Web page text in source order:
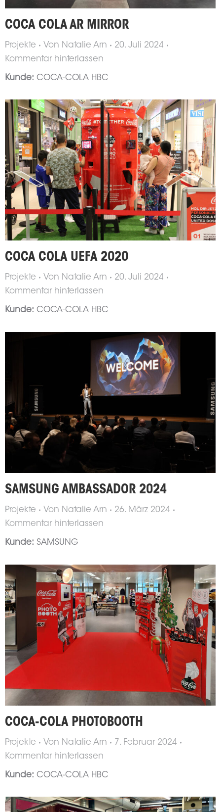
COCA COLA AR MIRROR
Projekte Von Natalie Arn
20. Juli 2024
Kommentar hinterlassen
Kunde: COCA-COLA HBC
COCA COLA UEFA 2020
Projekte Von Natalie Arn
20. Juli 2024
Kommentar hinterlassen
Kunde: COCA-COLA HBC
SAMSUNG AMBASSADOR 2024
Projekte Von Natalie Arn
26. März 2024
Kommentar hinterlassen
Kunde: SAMSUNG
COCA-COLA PHOTOBOOTH
Projekte Von Natalie Arn
7. Februar 2024
Kommentar hinterlassen
Kunde: COCA-COLA HBC